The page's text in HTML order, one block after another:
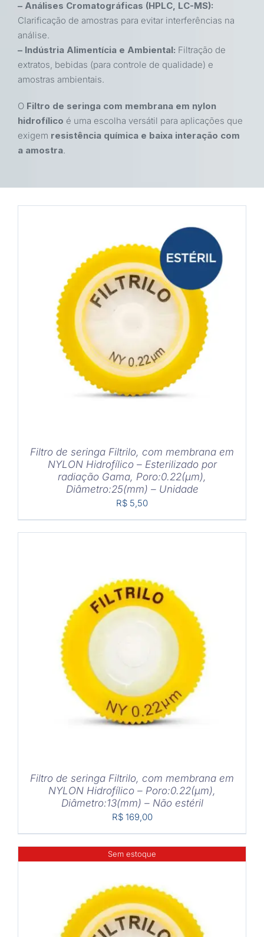
– Análises Cromatográficas (HPLC, LC-MS):
Clarificação de amostras para evitar interferências na
análise.
– Indústria Alimentícia e Ambiental: Filtração de
extratos, bebidas (para controle de qualidade) e
amostras ambientais.
O Filtro de seringa com membrana em nylon
hidrofílico é uma escolha versátil para aplicações que
exigem resistência química e baixa interação com
a amostra.
COMPRAR
Filtro de seringa Filtrilo, com membrana em
NYLON Hidrofílico – Esterilizado por
radiação Gama, Poro:0.22(μm),
Diâmetro:25(mm) – Unidade
R$ 5,50
COMPRAR DETALHES
Filtro de seringa Filtrilo, com membrana em
NYLON Hidrofílico – Poro:0.22(μm),
Diâmetro:13(mm) – Não estéril
R$169,00
Sem estoque